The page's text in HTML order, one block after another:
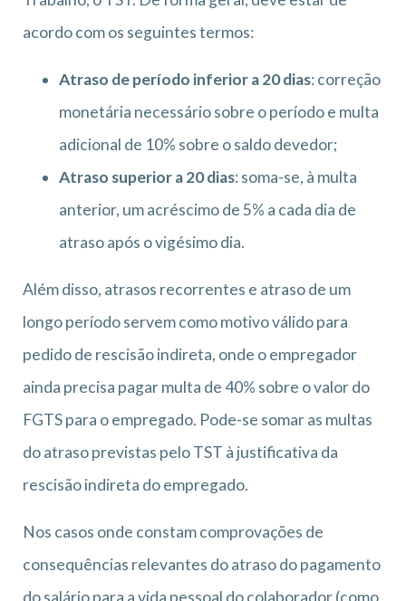
acordo com os seguintes termos:
Atraso de período inferior a 20 dias: correção
monetária necessário sobre o período e multa
adicional de 10% sobre o saldo devedor;
Atraso superior a 20 dias: soma-se, à multa
anterior, um acréscimo de 5% a cada dia de
atraso após o vigésimo dia.
Além disso, atrasos recorrentes e atraso de um
longo período servem como motivo válido para
pedido de rescisão indireta, onde o empregador
ainda precisa pagar multa de 40% sobre o valor do
FGTS para o empregado. Pode-se somar as multas
do atraso previstas pelo TST à justificativa da
rescisão indireta do empregado.
Nos casos onde constam comprovações de
consequências relevantes do atraso do pagamento